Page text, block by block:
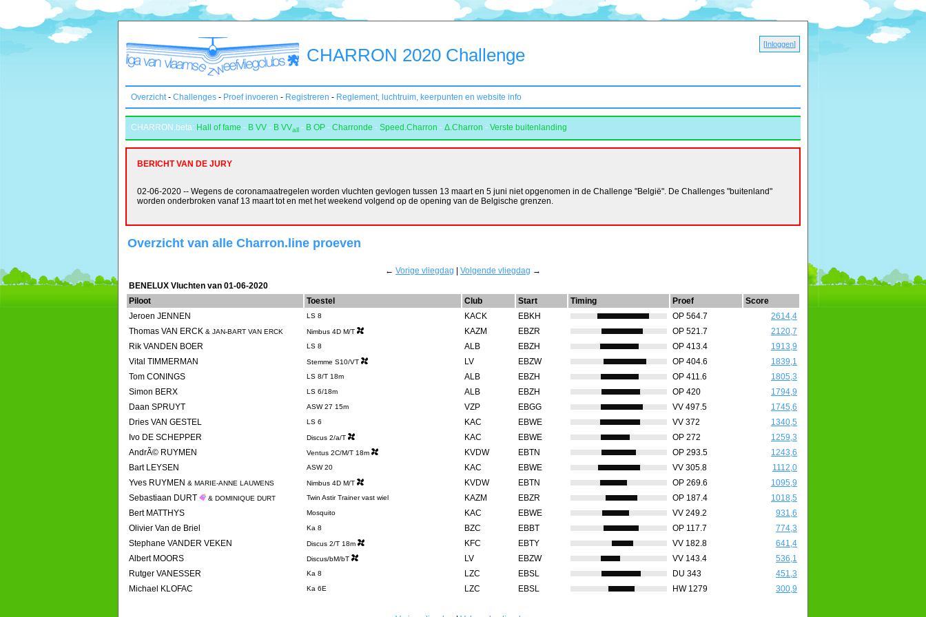
[Inloggen]
CHARRON 2020 Challenge
Overzicht- Challenges - Proef invoeren - Registreren - Reglement, luchtruim, keerpunten en website info
CHARRON.beta: Hall of fame - B VV - B VVall - B OP - Charronde - Speed.Charron - Δ.Charron - Verste buitenlanding
BERICHT VAN DE JURY
02-06-2020 -- Wegens de coronamaatregelen worden vluchten gevlogen tussen 13 maart en 5 juni niet opgenomen in de Challenge "België". De Challenges "buitenland"
worden onderbroken vanaf 13 maart tot en met het weekend volgend op de opening van de Belgische grenzen.
Overzicht van alle Charron.line proeven
← Vorige vliegdag Volgende vliegdag →
BENELUX Vluchten van 01-06-2020
Piloot
Toestel Club Start Timing Proef
Score
Jeroen JENNEN
LS 8 KACK EBKH OP 564.7
2614,4
Thomas VAN ERCK & JAN-BART VAN ERCK Nimbus 4D M/T KAZM EBZR OP 521.7
2120,7
Rik VANDEN BOER
LS 8 ALB EBZH OP 413.4
1913,9
Vital TIMMERMAN
Stemme S10/VT LV EBZW OP 404.6
1839,1
Tom CONINGS
LS 8/T 18m ALB EBZH OP 411.6
1805,3
Simon BERX
LS 6/18m ALB EBZH OP 420
1794,9
Daan SPRUYT
ASW 27 15m VZP EBGG VV 497.5
1745,6
Dries VAN GESTEL
LS 6 KAC EBWE VV 372
1340,5
Ivo DE SCHEPPER
Discus 2/a/T KAC EBWE OP 272
1259,3
AndrÃ© RUYMEN
Ventus 2C/M/T 18m KVDW EBTN OP 293.5
1243,6
Bart LEYSEN
ASW 20 KAC EBWE VV 305.8
1112,0
Yves RUYMEN & MARIE-ANNE LAUWENS Nimbus 4D M/T KVDW EBTN OP 269.6
1095,9
Sebastiaan DURT
& DOMINIQUE DURT Twin Astir Trainer vast wiel KAZM EBZR OP 187.4
1018,5
Bert MATTHYS
Mosquito KAC EBWE VV 249.2
931,6
Olivier Van de Briel
Ka 8 BZC EBBT OP 117.7
774,3
Stephane VANDER VEKEN
Discus 2/T 18m KFC EBTY VV 182.8
641,4
Albert MOORS
Discus/bM/bT LV EBZW VV 143.4
536,1
Rutger VANESSER
Ka 8 LZC EBSL DU 343
451,3
Michael KLOFAC
Ka 6E LZC EBSL HW 1279 300,9